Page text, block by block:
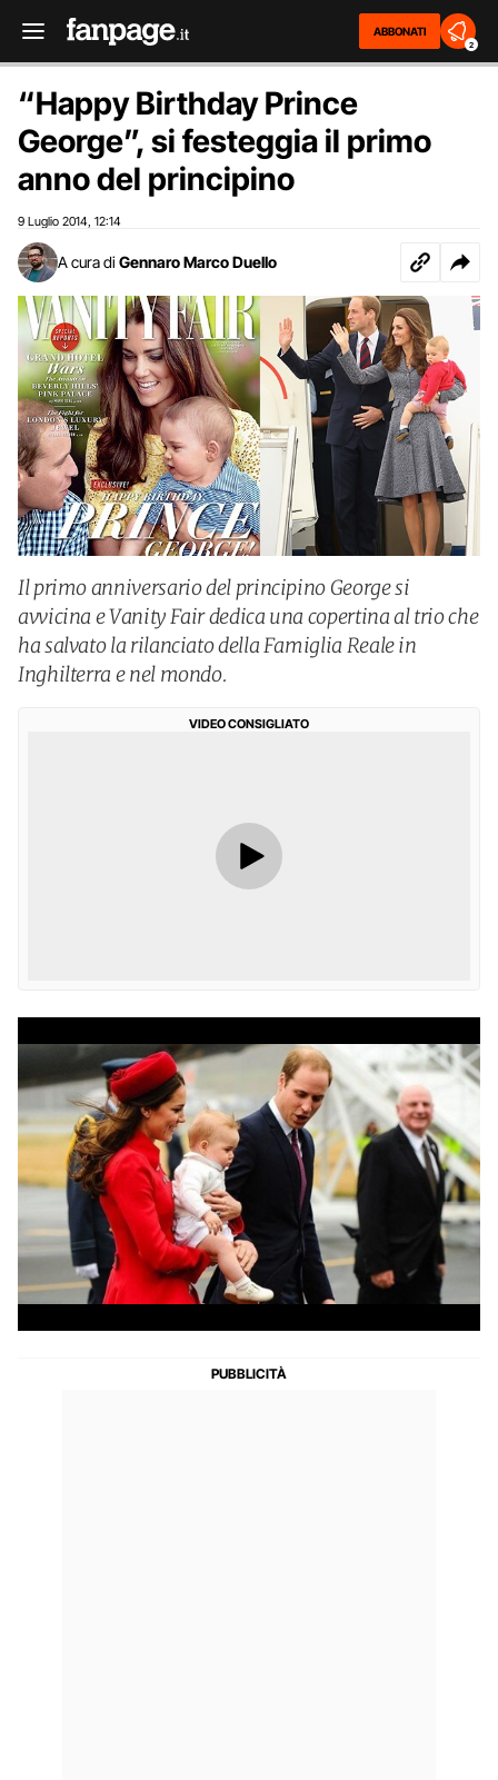
ABBONATI
2
“Happy Birthday Prince
George”, si festeggia il primo
anno del principino
9 Luglio 2014 12:14
A cura di Gennaro Marco Duello
Il primo anniversario del principino George si
avvicina e Vanity Fair dedica una copertina al trio che
ha salvato la rilanciato della Famiglia Reale in
Inghilterra e nel mondo.
VIDEO CONSIGLIATO